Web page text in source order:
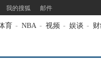
我的搜狐 邮件
育 - NBA - 视频 - 娱谈 -